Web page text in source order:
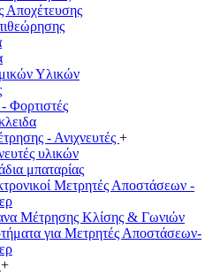
Αποχέτευσης
Υλικών
Φορτιστές
- Ανιχνευτές +
υλικών
μπαταρίας
Μετρητές Αποστάσεων -
Μέτρησης Κλίσης & Γωνιών
για Μετρητές Αποστάσεων-
+